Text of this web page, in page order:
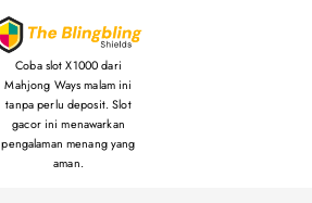
Coba slot X1000 dari
Mahjong Ways malam ini
tanpa perlu deposit. Slot
gacor ini menawarkan
pengalaman menang yang
aman.